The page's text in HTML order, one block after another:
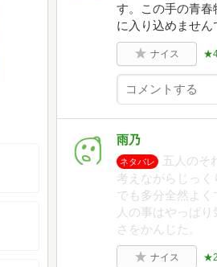
す。この手の青
に入り込めません
ナイス
雨乃
ネタバレ
五人のそ
考えながらじっ
でも多分全然よ
人の事はやっぱ
さをかんじた。
ナイス ★2